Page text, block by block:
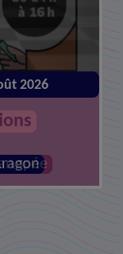
2026